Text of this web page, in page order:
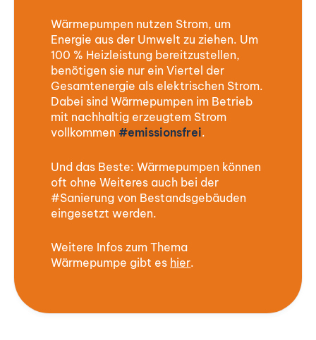
Wärmepumpen nutzen Strom, um
Energie aus der Umwelt zu ziehen. Um
100 % Heizleistung bereitzustellen,
benötigen sie nur ein Viertel der
Gesamtenergie als elektrischen Strom.
Dabei sind Wärmepumpen im Betrieb
mit nachhaltig erzeugtem Strom
vollkommen#emissionsfrei.
Und das Beste: Wärmepumpen können
oft ohne Weiteres auch bei der
#Sanierung von Bestandsgebäuden
eingesetzt werden.
Weitere Infos zum Thema
Wärmepumpe gibt es hier.